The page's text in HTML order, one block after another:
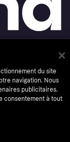
Sweden. All
du site
navigation. Nous
publicitaires.
consentement à tout